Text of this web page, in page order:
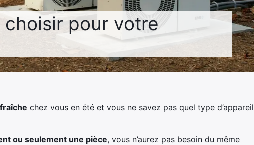
pour votre
chez vous en été et vous ne savez pas quel type d’appareil
ou seulement une pièce, vous n’aurez pas besoin du même